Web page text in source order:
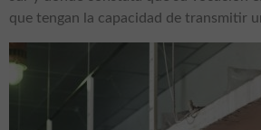
que tengan la capacidad de transmitir